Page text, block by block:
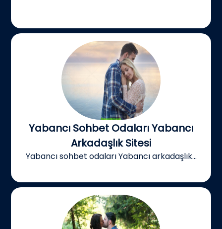
Yabancı Sohbet Odaları Yabancı
Arkadaşlık Sitesi
Yabancı sohbet odaları Yabancı arkadaşlık...